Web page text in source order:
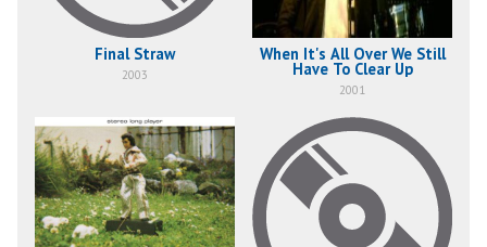
Final Straw
2003
When It's All Over We Still
Have To Clear Up
2001